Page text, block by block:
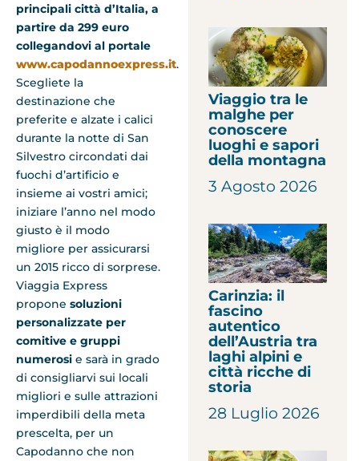
principali città d’Italia, a
partire da 299 euro
collegandovi al portale
www.capodannoexpress.it.
Scegliete la
destinazione che
preferite e alzate i calici
durante la notte di San
Silvestro circondati dai
fuochi d’artificio e
insieme ai vostri amici;
iniziare l’anno nel modo
giusto è il modo
migliore per assicurarsi
un 2015 ricco di sorprese.
Viaggia Express
propone soluzioni
personalizzate per
comitive e gruppi
numerosi e sarà in grado
di consigliarvi sui locali
migliori e sulle attrazioni
imperdibili della meta
prescelta, per un
Capodanno che non
Viaggio tra le
malghe per
conoscere
luoghi e sapori
della montagna
3 Agosto 2026
Carinzia: il
fascino
autentico
dell’Austria tra
laghi alpini e
città ricche di
storia
28 Luglio 2026